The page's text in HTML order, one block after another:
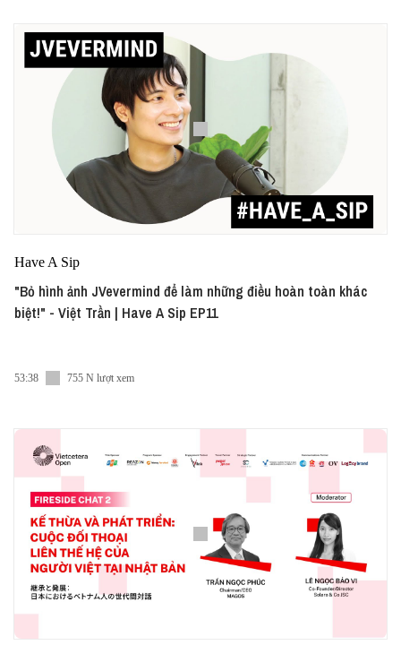
Have A Sip
"Bỏ hình ảnh JVevermind để làm những điều hoàn toàn khác
biệt!" - Việt Trần | Have A Sip EP11
53:38 755 N lượt xem